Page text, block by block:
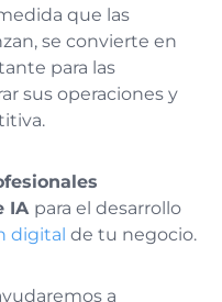
que las
se convierte en
para las
sus operaciones y
IA para el desarrollo
digital de tu negocio.
a